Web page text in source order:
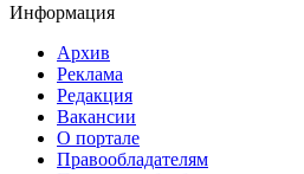
Информация
Архив
Реклама
Редакция
Вакансии
О портале
Правообладателям